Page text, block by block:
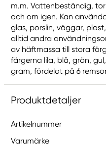
m.m. Vattenbeständig,
och om igen. Kan
glas, porslin, väggar,
alltid andra
av häftmassa till stora
färgerna lila, blå, grön,
gram, fördelat på 6
Produktdetaljer
Artikelnummer
Varumärke